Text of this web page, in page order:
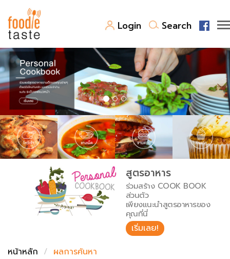
Login Search
สูตรอาหาร
สูตรอาหารล่าสุด
Top Foodie
พาไปชิม
สารพันก้นครัว
เคล็ดลับน่ารู้
เปรียบเทียบหน่วยการตวง
เปรียบเทียบอุณหภูมิ
เปรียบเทียบน้ำหนักวัตถุดิบ
FoodPedia
สร้าง Cookbook
สูตรอาหาร
ร่วมสร้าง COOK BOOK
ส่วนตัว
เพียงแนะนำสูตรอาหารของ
คุณที่นี่
เริ่มเลย!
หน้าหลัก
ผลการค้นหา